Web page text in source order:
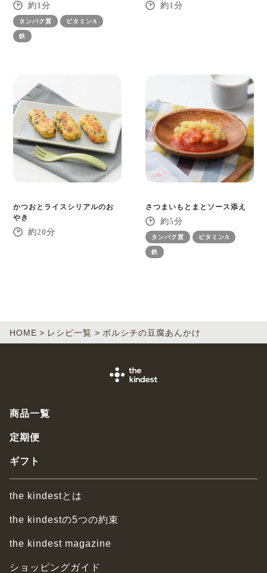
1
タンパク質 ビタミンA
鉄
1
かつおとライスシリアルのお
やき
20
さつまいもとまとソース添え
5
タンパク質 ビタミンA
鉄
HOME レシピ一覧 ボルシチの豆腐あんかけ
商品一覧
定期便
ギフト
the kindestとは
the kindestの5つの約束
the kindest magazine
ショッピングガイド